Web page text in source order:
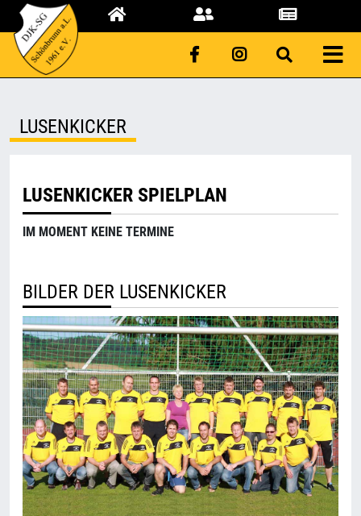
LUSENKICKER
LUSENKICKER SPIELPLAN
IM MOMENT KEINE TERMINE
BILDER DER LUSENKICKER